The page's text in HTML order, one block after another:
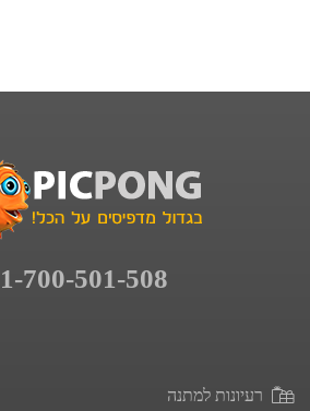
1-700-501-508
רעיונות למתנה